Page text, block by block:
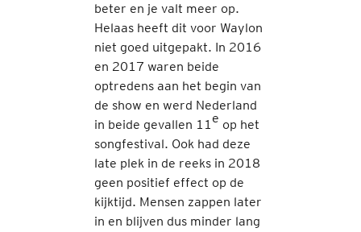
beter en je valt meer op.
Helaas heeft dit voor Waylon
niet goed uitgepakt. In 2016
en 2017 waren beide
optredens aan het begin van
de show en werd Nederland
in beide gevallen 11e op het
songfestival. Ook had deze
late plek in de reeks in 2018
geen positief effect op de
kijktijd. Mensen zappen later
in en blijven dus minder lang